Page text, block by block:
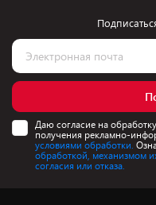
Даю согласие на
получения рекламно-
условиями обработки.
обработкой, механизмом
согласия или отказа.